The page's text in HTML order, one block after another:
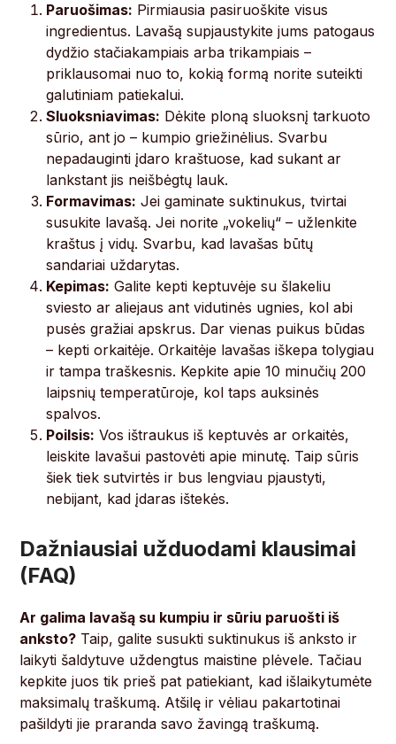
Paruošimas: Pirmiausia pasiruoškite visus
ingredientus. Lavašą supjaustykite jums patogaus
dydžio stačiakampiais arba trikampiais –
priklausomai nuo to, kokią formą norite suteikti
galutiniam patiekalui.
Sluoksniavimas: Dėkite ploną sluoksnį tarkuoto
sūrio, ant jo – kumpio griežinėlius. Svarbu
nepadauginti įdaro kraštuose, kad sukant ar
lankstant jis neišbėgtų lauk.
Formavimas: Jei gaminate suktinukus, tvirtai
susukite lavašą. Jei norite „vokelių“ – užlenkite
kraštus į vidų. Svarbu, kad lavašas būtų
sandariai uždarytas.
Kepimas: Galite kepti keptuvėje su šlakeliu
sviesto ar aliejaus ant vidutinės ugnies, kol abi
pusės gražiai apskrus. Dar vienas puikus būdas
– kepti orkaitėje. Orkaitėje lavašas iškepa tolygiau
ir tampa traškesnis. Kepkite apie 10 minučių 200
laipsnių temperatūroje, kol taps auksinės
spalvos.
Poilsis: Vos ištraukus iš keptuvės ar orkaitės,
leiskite lavašui pastovėti apie minutę. Taip sūris
šiek tiek sutvirtės ir bus lengviau pjaustyti,
nebijant, kad įdaras ištekės.
Dažniausiai užduodami klausimai
(FAQ)
Ar galima lavašą su kumpiu ir sūriu paruošti iš
anksto? Taip, galite susukti suktinukus iš anksto ir
laikyti šaldytuve uždengtus maistine plėvele. Tačiau
kepkite juos tik prieš pat patiekiant, kad išlaikytumėte
maksimalų traškumą. Atšilę ir vėliau pakartotinai
pašildyti jie praranda savo žavingą traškumą.